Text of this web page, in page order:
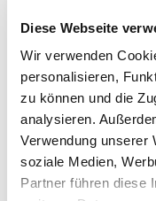
Diese Webseite
Wir verwenden
personalisieren,
zu können und die
analysieren.
Verwendung unserer
soziale Medien,
Partner führen diese
PRODUKT
Api Zentrum